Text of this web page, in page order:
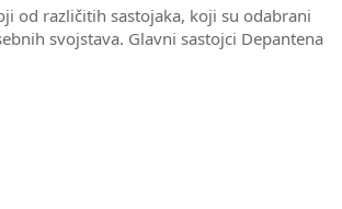
od različitih sastojaka, koji su odabrani
svojstava. Glavni sastojci Depantena